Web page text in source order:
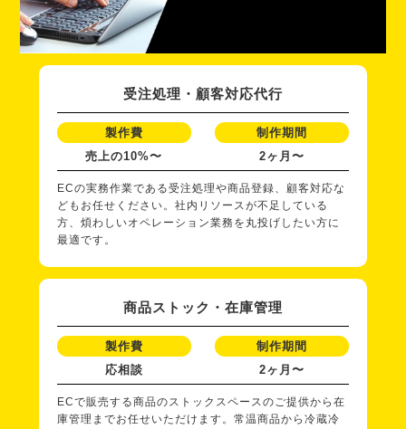
受注処理・顧客対応代行
製作費
売上の10%〜
制作期間
2ヶ月〜
ECの実務作業である受注処理や商品登録、顧客対応な
どもお任せください。社内リソースが不足している
方、煩わしいオペレーション業務を丸投げしたい方に
最適です。
商品ストック・在庫管理
製作費
応相談
制作期間
2ヶ月〜
ECで販売する商品のストックスペースのご提供から在
庫管理までお任せいただけます。常温商品から冷蔵冷